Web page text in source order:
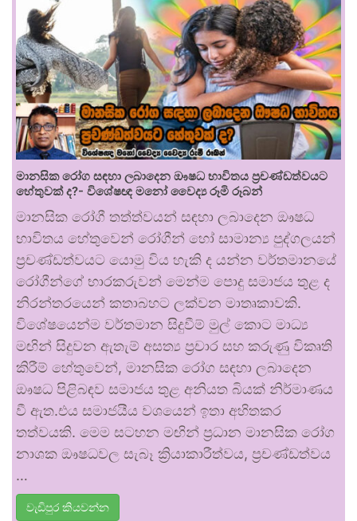
මානසික රෝග සඳහා ලබාදෙන ඖෂධ භාවිතය ප්‍රචණ්ඩත්වයට
හේතුවක් ද?- විශේෂඥ මනෝ වෛද්‍ය රූමි රූබන්
මානසික රෝගී තත්ත්වයන් සඳහා ලබාදෙන ඖෂධ
භාවිතය හේතුවෙන් රෝගීන් හෝ සාමාන්‍ය පුද්ගලයන්
ප්‍රචණ්ඩත්වයට යොමු විය හැකි ද යන්න වර්තමානයේ
රෝගීන්ගේ භාරකරුවන් මෙන්ම පොදු සමාජය තුළ ද
නිරන්තරයෙන් කතාබහට ලක්වන මාතෘකාවකි.
විශේෂයෙන්ම වර්තමාන සිදුවීම් මුල් කොට මාධ්‍ය
මඟින් සිදුවන ඇතැම් අසත්‍ය ප්‍රචාර සහ කරුණු විකෘති
කිරීම් හේතුවෙන්, මානසික රෝග සඳහා ලබාදෙන
ඖෂධ පිළිබඳව සමාජය තුළ අනියත බියක් නිර්මාණය
වී ඇත.එය සමාජයීය වශයෙන් ඉතා අහිතකර
තත්වයකි. මෙම සටහන මඟින් ප්‍රධාන මානසික රෝග
නාශක ඖෂධවල සැබෑ ක්‍රියාකාරීත්වය, ප්‍රචණ්ඩත්වය
…
වැඩිපුර කියවන්න